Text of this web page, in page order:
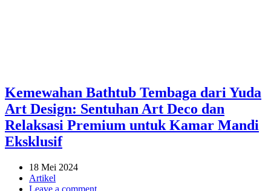
Kemewahan Bathtub Tembaga dari Yuda
Art Design: Sentuhan Art Deco dan
Relaksasi Premium untuk Kamar Mandi
Eksklusif
18 Mei 2024
Artikel
Leave a comment